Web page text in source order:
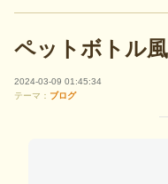
ペットボトル
2024-03-09 01:45:34
テーマ： ブログ